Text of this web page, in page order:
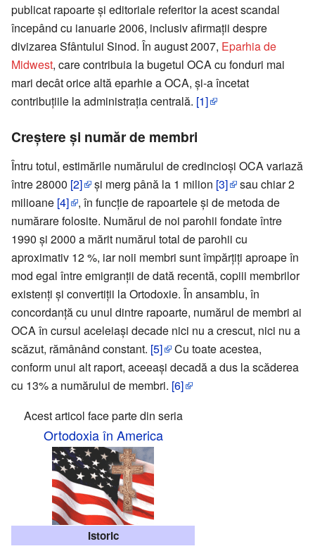
publicat rapoarte şi editoriale referitor la acest scandal
începând cu ianuarie 2006, inclusiv afirmaţii despre
divizarea Sfântului Sinod. În august 2007, Eparhia de
Midwest, care contribuia la bugetul OCA cu fonduri mai
mari decât orice altă eparhie a OCA, şi-a încetat
contribuţiile la administraţia centrală. [1]
Creştere şi număr de membri
Întru totul, estimările numărului de credincioşi OCA variază
între 28000 [2] și merg până la 1 milion [3]
sau chiar 2
milioane [4]
, în funcţie de rapoartele şi de metoda de
numărare folosite. Numărul de noi parohii fondate între
1990 şi 2000 a mărit numărul total de parohii cu
aproximativ 12 %, iar noii membri sunt împărţiţi aproape în
mod egal între emigranţii de dată recentă, copiii membrilor
existenţi şi convertiţii la Ortodoxie. În ansamblu, în
concordanţă cu unul dintre rapoarte, numărul de membri ai
OCA în cursul aceleiaşi decade nici nu a crescut, nici nu a
scăzut, rămânând constant. [5]
Cu toate acestea,
conform unui alt raport, aceeaşi decadă a dus la scăderea
cu 13% a numărului de membri. [6]
Acest articol face parte din seria
Ortodoxia în America
Istoric